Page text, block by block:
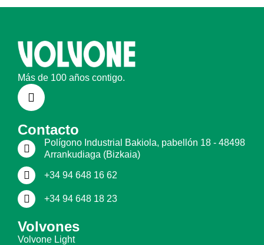
Más de 100 años contigo.
Contacto
Polígono Industrial Bakiola, pabellón 18 - 48498
Arrankudiaga (Bizkaia)
+34 94 648 16 62
+34 94 648 18 23
Volvones
Volvone Light